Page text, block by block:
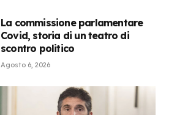
La commissione parlamentare
Covid, storia di un teatro di
scontro politico
Agosto 6, 2026